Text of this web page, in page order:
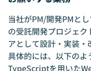
当社がPM/開発PMと
の受託開発プロジェ
アとして設計・実装・
具体的には、以下のよ
TypeScriptを用いた